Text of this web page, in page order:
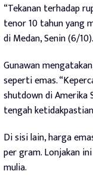
“Tekanan terhadap
tenor 10 tahun yang
di Medan, Senin (6/10).
Gunawan
seperti emas.
shutdown di Amerika
tengah
Di sisi lain, harga
per gram. Lonjakan
mulia.